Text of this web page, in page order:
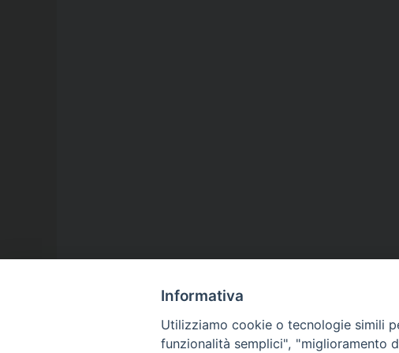
Informativa
Utilizziamo cookie o tecnologie simili
funzionalità semplici", "miglioramento